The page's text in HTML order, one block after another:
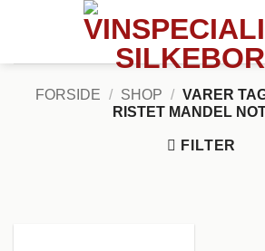
FORSIDE / SHOP / VARER
RISTET MANDEL
FILTER